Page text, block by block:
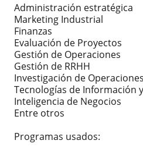
Administración estratégica
Marketing Industrial
Finanzas
Evaluación de Proyectos
Gestión de Operaciones
Gestión de RRHH
Investigación de Operaciones
Tecnologías de Información
Inteligencia de Negocios
Entre otros
Programas usados: